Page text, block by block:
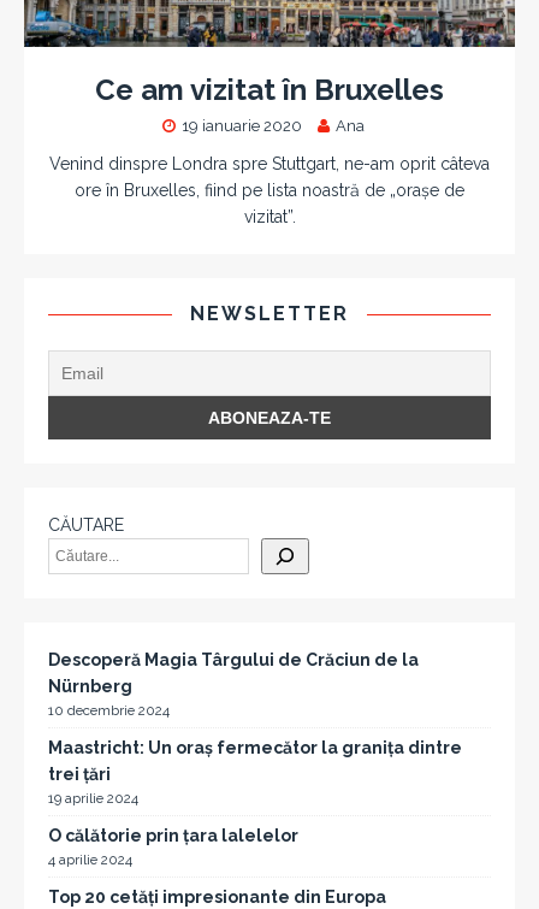
Ce am vizitat în Bruxelles
19 ianuarie 2020 Ana
Venind dinspre Londra spre Stuttgart, ne-am oprit câteva
ore în Bruxelles, fiind pe lista noastră de „orașe de
vizitat”.
NEWSLETTER
CĂUTARE
Descoperă Magia Târgului de Crăciun de la
Nürnberg
10 decembrie 2024
Maastricht: Un oraș fermecător la granița dintre
trei țări
19 aprilie 2024
O călătorie prin țara lalelelor
4 aprilie 2024
Top 20 cetăți impresionante din Europa